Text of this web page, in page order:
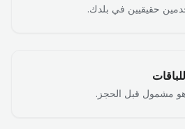
حقيقيين في بلدك.
مشمول قبل الحجز.